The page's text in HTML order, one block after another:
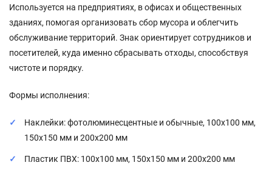
Используется на предприятиях, в офисах и общественных
зданиях, помогая организовать сбор мусора и облегчить
обслуживание территорий. Знак ориентирует сотрудников и
посетителей, куда именно сбрасывать отходы, способствуя
чистоте и порядку.
Формы исполнения:
Наклейки: фотолюминесцентные и обычные, 100x100 мм,
150x150 мм и 200x200 мм
Пластик ПВХ: 100x100 мм, 150x150 мм и 200x200 мм